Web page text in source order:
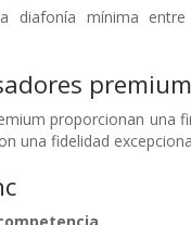
diafonía mínima
premium
proporcionan una
una fidelidad